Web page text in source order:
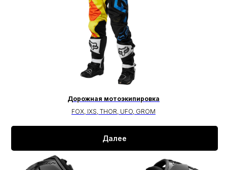
Дорожная мотоэкипировка
FOX, IXS, THOR, UFO, GROM
Далее